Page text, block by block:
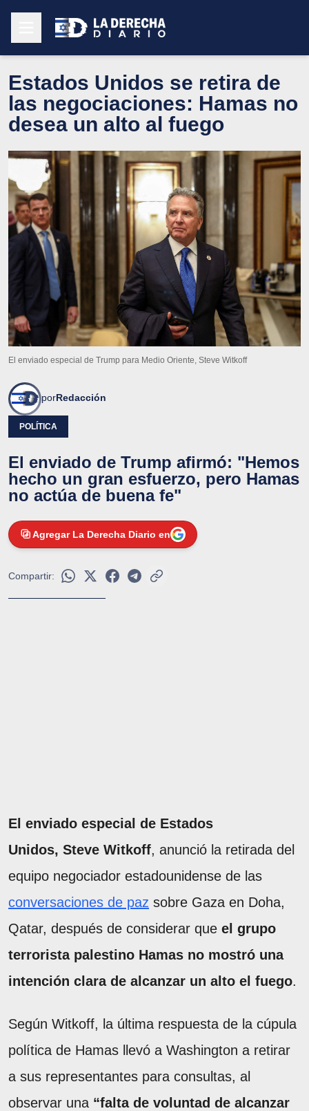
Estados Unidos se retira de
las negociaciones: Hamas no
desea un alto al fuego
El enviado especial de Trump para Medio Oriente, Steve Witkoff
porRedacción
POLÍTICA
El enviado de Trump afirmó: "Hemos
hecho un gran esfuerzo, pero Hamas
no actúa de buena fe"
Agregar La Derecha Diario en
Compartir:
El enviado especial de Estados
Unidos, Steve Witkoff, anunció la retirada del
equipo negociador estadounidense de las
conversaciones de paz sobre Gaza en Doha,
Qatar, después de considerar que el grupo
terrorista palestino Hamas no mostró una
intención clara de alcanzar un alto el fuego.
Según Witkoff, la última respuesta de la cúpula
política de Hamas llevó a Washington a retirar
a sus representantes para consultas, al
observar una “falta de voluntad de alcanzar